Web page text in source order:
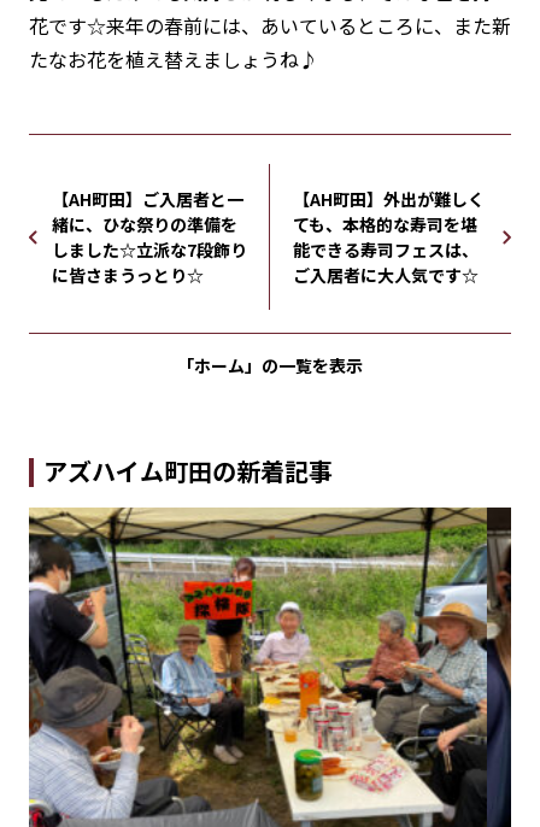
花です☆来年の春前には、あいているところに、また新
たなお花を植え替えましょうね♪
【AH町田】ご入居者と一
緒に、ひな祭りの準備を
しました☆立派な7段飾り
に皆さまうっとり☆
【AH町田】外出が難しく
ても、本格的な寿司を堪
能できる寿司フェスは、
ご入居者に大人気です☆
「ホーム」の一覧を表示
アズハイム町田の新着記事